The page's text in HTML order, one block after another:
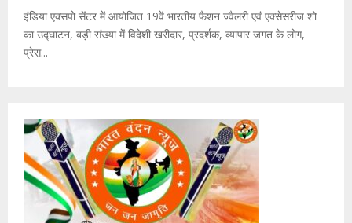
इंडिया एक्सपो सेंटर में आयोजित 19वें भारतीय फैशन ज्वैलरी एवं एक्सेसरीज शो
का उद्घाटन, बड़ी संख्या में विदेशी खरीदार, प्रदर्शक, व्यापार जगत के लोग,
प्रेस...